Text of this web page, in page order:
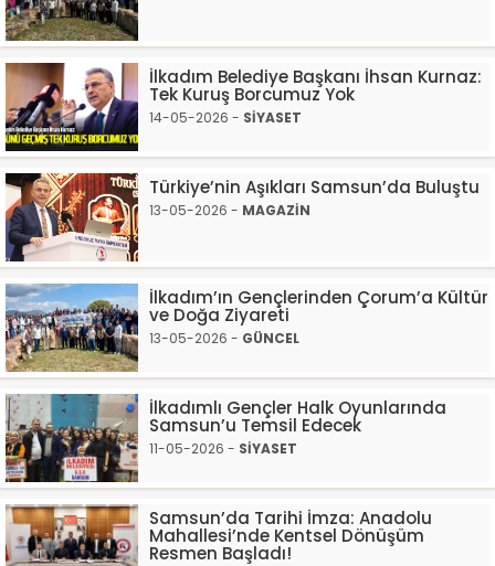
İlkadım Belediye Başkanı İhsan Kurnaz:
Tek Kuruş Borcumuz Yok
14-05-2026 - SİYASET
Türkiye’nin Aşıkları Samsun’da Buluştu
13-05-2026 - MAGAZİN
İlkadım’ın Gençlerinden Çorum’a Kültür
ve Doğa Ziyareti
13-05-2026 - GÜNCEL
İlkadımlı Gençler Halk Oyunlarında
Samsun’u Temsil Edecek
11-05-2026 - SİYASET
Samsun’da Tarihi İmza: Anadolu
Mahallesi’nde Kentsel Dönüşüm
Resmen Başladı!